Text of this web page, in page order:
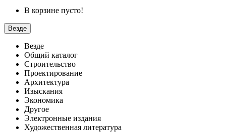
В корзине пусто!
Везде
Везде
Общий каталог
Строительство
Проектирование
Архитектура
Изыскания
Экономика
Другое
Электронные издания
Художественная литература